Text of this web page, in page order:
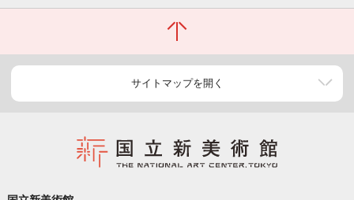
サイトマップを開く